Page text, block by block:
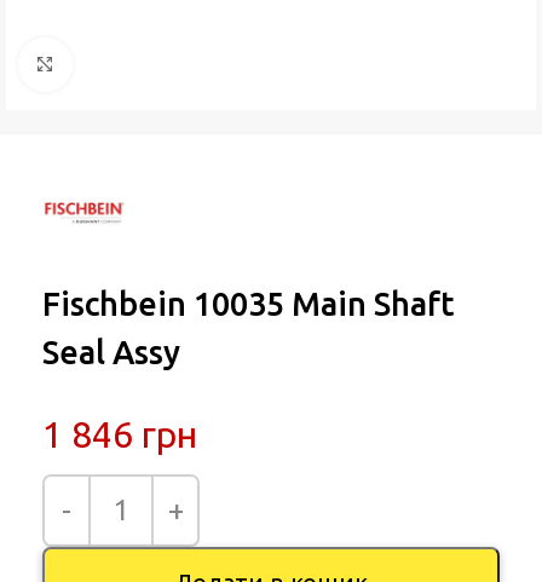
Fischbein 10035 Main Shaft
Seal Assy
1 846 грн